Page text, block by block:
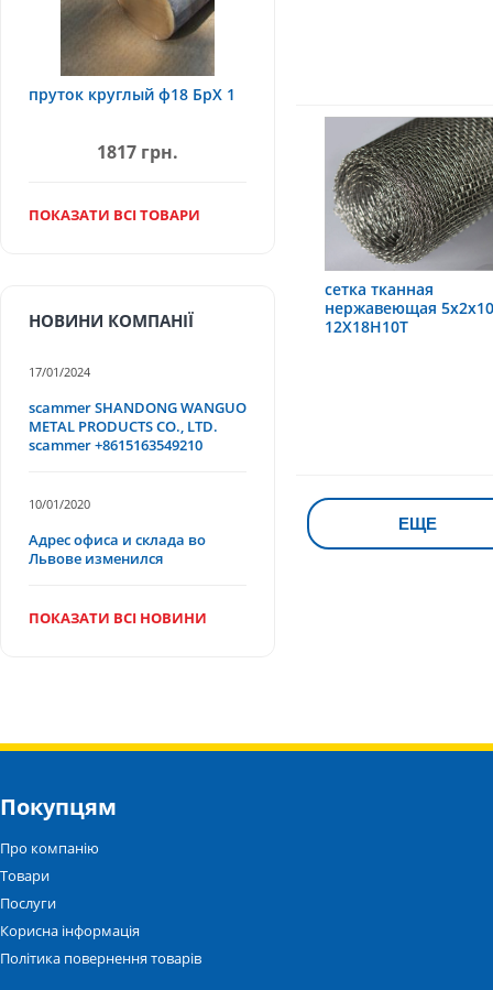
сетка тканная
нержавеющая
12Х18Н10Т
ЕЩЕ
пруток круглый ф18 БрХ 1
1817 грн.
ПОКАЗАТИ ВСІ ТОВАРИ
НОВИНИ КОМПАНІЇ
17/01/2024
scammer SHANDONG WANGUO
METAL PRODUCTS CO., LTD.
scammer +8615163549210
10/01/2020
Адрес офиса и склада во
Львове изменился
ПОКАЗАТИ ВСІ НОВИНИ
Покупцям
Про компанію
Товари
Послуги
Корисна інформація
Політика повернення товарів